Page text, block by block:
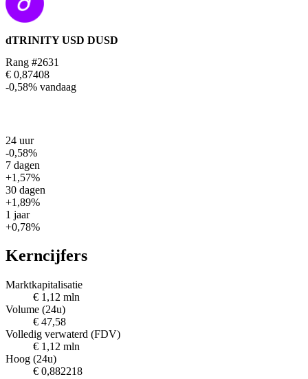
dTRINITY USD DUSD
Rang #2631
€ 0,87408
-0,58% vandaag
24 uur
-0,58%
7 dagen
+1,57%
30 dagen
+1,89%
1 jaar
+0,78%
Kerncijfers
Marktkapitalisatie
€ 1,12 mln
Volume (24u)
€ 47,58
Volledig verwaterd (FDV)
€ 1,12 mln
Hoog (24u)
€ 0,882218